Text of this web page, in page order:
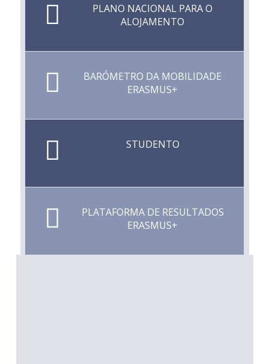
PLANO NACIONAL PARA O
ALOJAMENTO
BARÓMETRO DA MOBILIDADE
ERASMUS+
STUDENTO
PLATAFORMA DE RESULTADOS
ERASMUS+